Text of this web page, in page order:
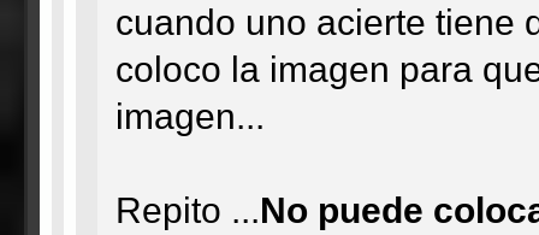
cuando uno acierte tiene
coloco la imagen para
imagen...
Repito ...No puede